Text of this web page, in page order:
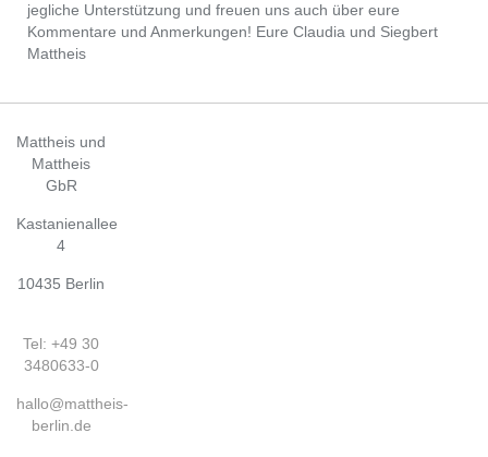
jegliche Unterstützung und freuen uns auch über eure
Kommentare und Anmerkungen! Eure Claudia und Siegbert
Mattheis
Mattheis und
Mattheis
GbR
Kastanienallee
4
10435 Berlin
Tel: +49 30
3480633-0
hallo@mattheis-
berlin.de